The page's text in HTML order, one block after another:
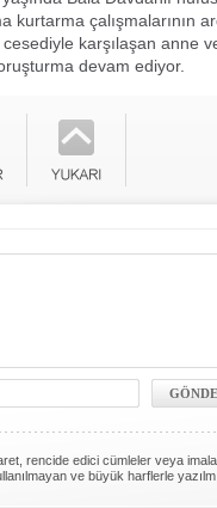
kurtarma çalışmalarının
cesediyle karşılaşan
devam ediyor.
rencide edici cümleler veya
ve büyük harflerle